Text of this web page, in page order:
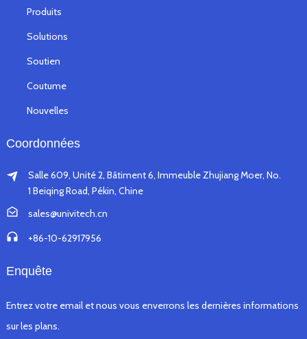
Produits
Solutions
Soutien
Coutume
Nouvelles
Coordonnées
Salle 609, Unité 2, Bâtiment 6, Immeuble Zhujiang Moer, No.
1 Beiqing Road, Pékin, Chine
sales@univitech.cn
+86-10-62917956
Enquête
Entrez votre email et nous vous enverrons les dernières informations
sur les plans.